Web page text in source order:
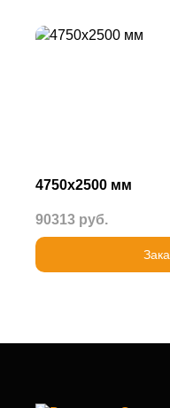
4750х2500 мм
90313 руб.